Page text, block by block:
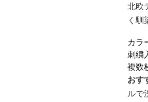
北欧
く馴
カラ
刺繍
複数
おす
ルで